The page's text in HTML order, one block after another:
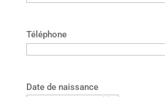
Téléphone
Date de naissance